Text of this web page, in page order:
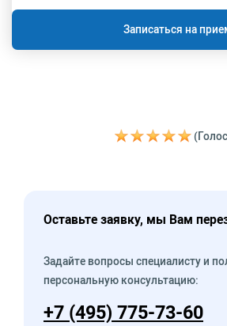
Записаться на
Оставьте заявку, мы Вам
Задайте вопросы специалисту и
персональную консультацию:
+7 (495) 775-73-60